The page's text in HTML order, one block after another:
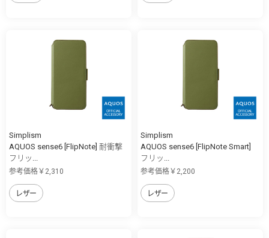
Simplism
AQUOS sense6 [FlipNote] 耐衝撃
フリッ...
参考価格￥2,310
レザー
Simplism
AQUOS sense6 [FlipNote Smart]
フリッ...
参考価格￥2,200
レザー